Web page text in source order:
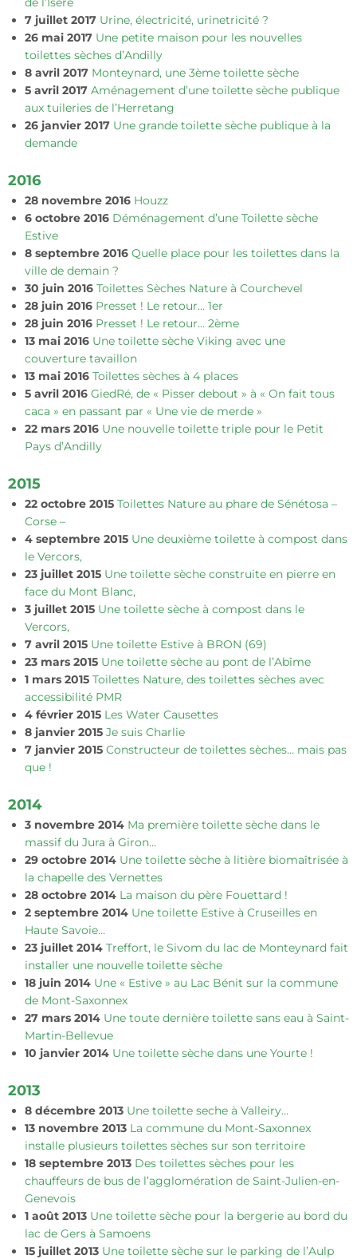
7 juillet 2017 Urine, électricité, urinetricité ?
26 mai 2017 Une petite maison pour les nouvelles
toilettes sèches d’Andilly
8 avril 2017 Monteynard, une 3ème toilette sèche
5 avril 2017 Aménagement d’une toilette sèche publique
aux tuileries de l’Herretang
26 janvier 2017 Une grande toilette sèche publique à la
demande
2016
28 novembre 2016 Houzz
6 octobre 2016 Déménagement d’une Toilette sèche
Estive
8 septembre 2016 Quelle place pour les toilettes dans la
ville de demain ?
30 juin 2016 Toilettes Sèches Nature à Courchevel
28 juin 2016 Presset ! Le retour… 1er
28 juin 2016 Presset ! Le retour… 2ème
13 mai 2016 Une toilette sèche Viking avec une
couverture tavaillon
13 mai 2016 Toilettes sèches à 4 places
5 avril 2016 GiedRé, de « Pisser debout » à « On fait tous
caca » en passant par « Une vie de merde »
22 mars 2016 Une nouvelle toilette triple pour le Petit
Pays d’Andilly
2015
22 octobre 2015 Toilettes Nature au phare de Sénétosa –
Corse –
4 septembre 2015 Une deuxième toilette à compost dans
le Vercors,
23 juillet 2015 Une toilette sèche construite en pierre en
face du Mont Blanc,
3 juillet 2015 Une toilette sèche à compost dans le
Vercors,
7 avril 2015 Une toilette Estive à BRON (69)
23 mars 2015 Une toilette sèche au pont de l’Abîme
1 mars 2015 Toilettes Nature, des toilettes sèches avec
accessibilité PMR
4 février 2015 Les Water Causettes
8 janvier 2015 Je suis Charlie
7 janvier 2015 Constructeur de toilettes sèches… mais pas
que !
2014
3 novembre 2014 Ma première toilette sèche dans le
massif du Jura à Giron…
29 octobre 2014 Une toilette sèche à litière biomaîtrisée à
la chapelle des Vernettes
28 octobre 2014 La maison du père Fouettard !
2 septembre 2014 Une toilette Estive à Cruseilles en
Haute Savoie…
23 juillet 2014 Treffort, le Sivom du lac de Monteynard fait
installer une nouvelle toilette sèche
18 juin 2014 Une « Estive » au Lac Bénit sur la commune
de Mont-Saxonnex
27 mars 2014 Une toute dernière toilette sans eau à Saint-
Martin-Bellevue
10 janvier 2014 Une toilette sèche dans une Yourte !
2013
8 décembre 2013 Une toilette seche à Valleiry…
13 novembre 2013 La commune du Mont-Saxonnex
installe plusieurs toilettes sèches sur son territoire
18 septembre 2013 Des toilettes sèches pour les
chauffeurs de bus de l’agglomération de Saint-Julien-en-
Genevois
1 août 2013 Une toilette sèche pour la bergerie au bord du
lac de Gers à Samoens
15 juillet 2013 Une toilette sèche sur le parking de l’Aulp